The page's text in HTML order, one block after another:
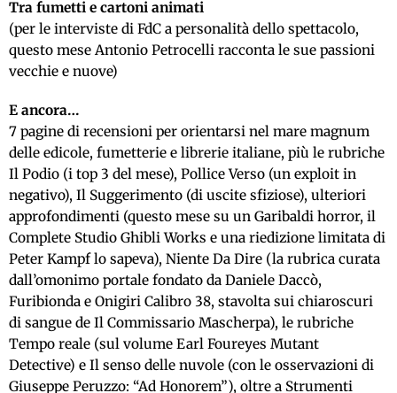
Tra fumetti e cartoni animati
(per le interviste di FdC a personalità dello spettacolo,
questo mese Antonio Petrocelli racconta le sue passioni
vecchie e nuove)
E ancora…
7 pagine di recensioni per orientarsi nel mare magnum
delle edicole, fumetterie e librerie italiane, più le rubriche
Il Podio (i top 3 del mese), Pollice Verso (un exploit in
negativo), Il Suggerimento (di uscite sfiziose), ulteriori
approfondimenti (questo mese su un Garibaldi horror, il
Complete Studio Ghibli Works e una riedizione limitata di
Peter Kampf lo sapeva), Niente Da Dire (la rubrica curata
dall’omonimo portale fondato da Daniele Daccò,
Furibionda e Onigiri Calibro 38, stavolta sui chiaroscuri
di sangue de Il Commissario Mascherpa), le rubriche
Tempo reale (sul volume Earl Foureyes Mutant
Detective) e Il senso delle nuvole (con le osservazioni di
Giuseppe Peruzzo: “Ad Honorem”), oltre a Strumenti